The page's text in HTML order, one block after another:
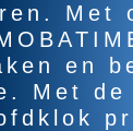
Met
en
Met